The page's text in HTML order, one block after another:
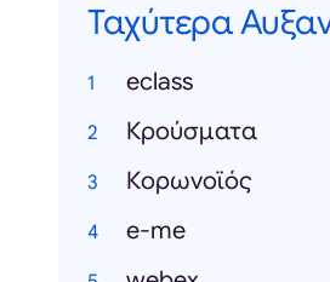
Ταχύτερα
eclass
Κρούσματα
Κορωνοϊός
e-me